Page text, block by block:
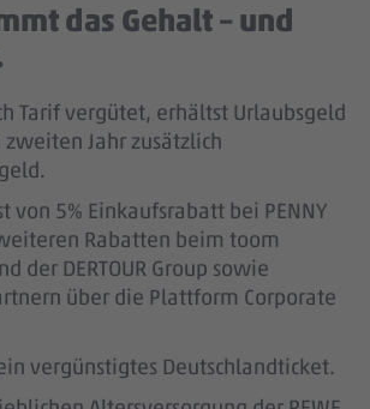
das Gehalt – und
Tarif vergütet, erhältst Urlaubsgeld
Jahr zusätzlich
von 5% Einkaufsrabatt bei PENNY
Rabatten beim toom
der DERTOUR Group sowie
über die Plattform Corporate
vergünstigtes Deutschlandticket.